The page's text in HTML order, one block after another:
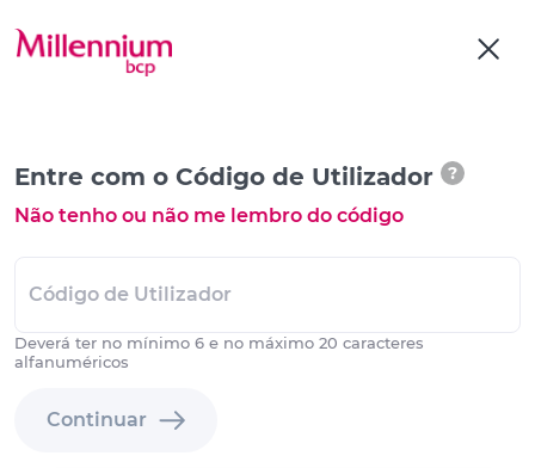
Entre com o Código de Utilizador
?
Não tenho ou não me lembro do código
Código de Utilizador
Deverá ter no mínimo 6 e no máximo 20 caracteres
alfanuméricos
Continuar